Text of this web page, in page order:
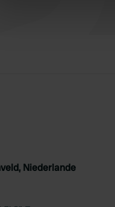
Niederlande